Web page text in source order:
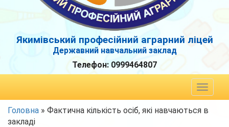
Якимівський професійний аграрний ліцей
Державний навчальний заклад
Телефон: 0999464807
Toggle
Головна » Фактична кількість осіб, які навчаються в
закладі